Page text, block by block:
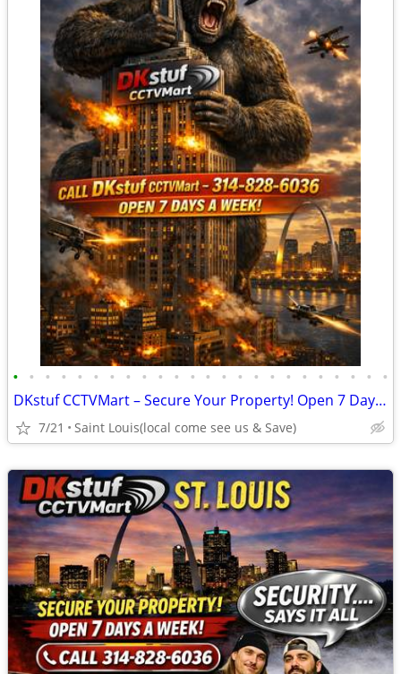
• • • • • • • • • • • • • • • • • • • • • • • •
DKstuf CCTVMart – Secure Your Property! Open 7 Days A Week!
7/21 Saint Louis(local come see us & Save)